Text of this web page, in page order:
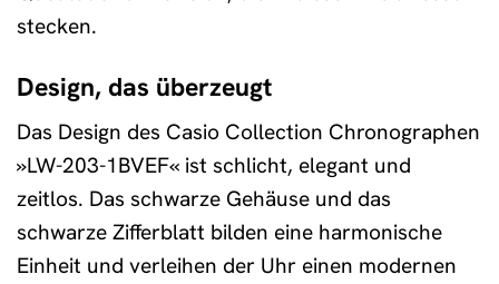
stecken.
Design, das überzeugt
Das Design des Casio Collection Chronographen
»LW-203-1BVEF« ist schlicht, elegant und
zeitlos. Das schwarze Gehäuse und das
schwarze Zifferblatt bilden eine harmonische
Einheit und verleihen der Uhr einen modernen